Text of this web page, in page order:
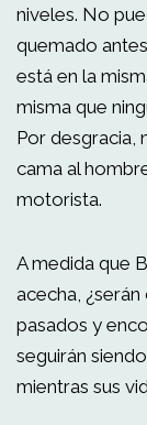
niveles. No
quemado
está en la
misma que
Por desgracia,
cama al
motorista.
A medida que
acecha,
pasados y
seguirán
mientras sus